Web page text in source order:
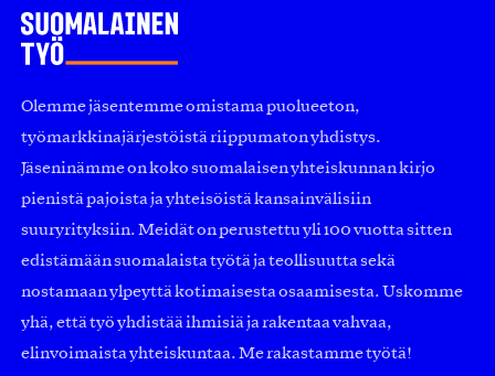
Olemme jäsentemme omistama puolueeton,
työmarkkinajärjestöistä riippumaton yhdistys.
Jäseninämme on koko suomalaisen yhteiskunnan kirjo
pienistä pajoista ja yhteisöistä kansainvälisiin
suuryrityksiin. Meidät on perustettu yli 100 vuotta sitten
edistämään suomalaista työtä ja teollisuutta sekä
nostamaan ylpeyttä kotimaisesta osaamisesta. Uskomme
yhä, että työ yhdistää ihmisiä ja rakentaa vahvaa,
elinvoimaista yhteiskuntaa. Me rakastamme työtä!